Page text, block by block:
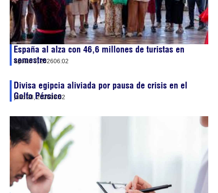
España al alza con 46,6 millones de turistas en
semestre
agosto 3, 202606:02
Divisa egipcia aliviada por pausa de crisis en el
Golfo Pérsico
julio 28, 202608:52